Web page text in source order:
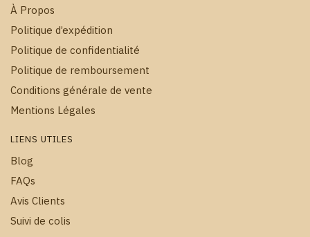
À Propos
Politique d’expédition
Politique de confidentialité
Politique de remboursement
Conditions générale de vente
Mentions Légales
LIENS UTILES
Blog
FAQs
Avis Clients
Suivi de colis